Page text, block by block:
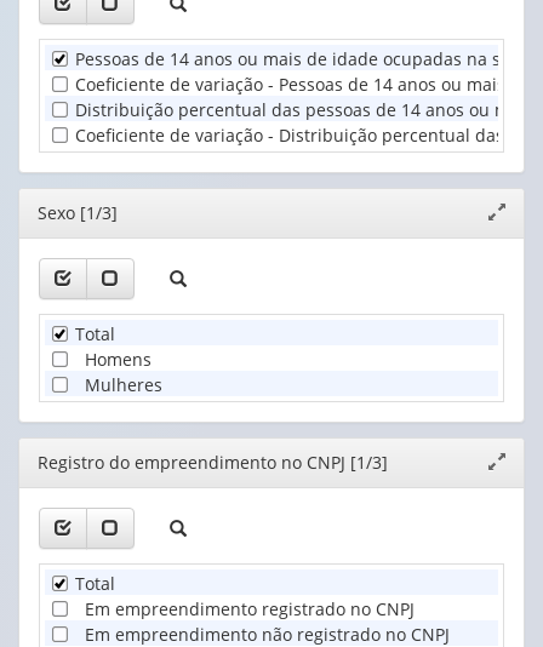
Unidade
Territorial
(1)
do
empreendimento
no
CNPJ
(1)
Pessoas de 14 anos ou mais de idade ocupadas na
Coeficiente de variação - Pessoas de 14 anos ou mais
Distribuição percentual das pessoas de 14 anos ou
Coeficiente de variação - Distribuição percentual das
Editor
janela
Sexo [1/3]
Total
Homens
Mulheres
Editor
janela
Registro do empreendimento no CNPJ [1/3]
Total
Em empreendimento registrado no CNPJ
Em empreendimento não registrado no CNPJ